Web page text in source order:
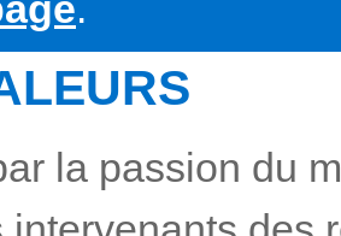
la passion du